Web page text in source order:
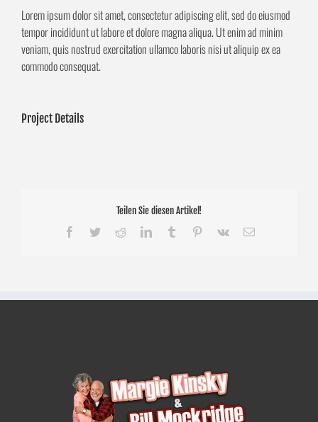
Lorem ipsum dolor sit amet, consectetur adipiscing elit, sed do eiusmod
tempor incididunt ut labore et dolore magna aliqua. Ut enim ad minim
veniam, quis nostrud exercitation ullamco laboris nisi ut aliquip ex ea
commodo consequat.
Project Details
Teilen Sie diesen Artikel!
Facebook
TwitterRedditLinkedInTumblr Pinterest
Vk
E-